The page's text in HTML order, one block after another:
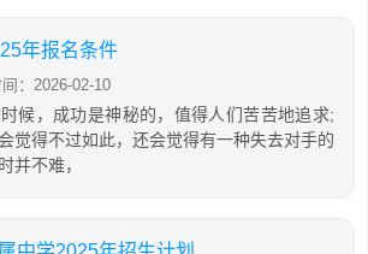
年报名条件
：2026-02-10
候，成功是神秘的，值得人们苦苦地追求;
觉得不过如此，还会觉得有一种失去对手的
并不难，